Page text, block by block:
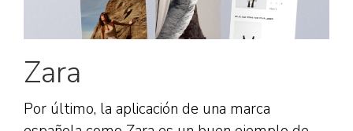
Zara
Por último, la aplicación de una marca